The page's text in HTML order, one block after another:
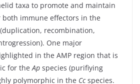
taxa to promote and maintain
immune effectors in the
recombination,
One major
in the AMP region that is
for theAp species (purifiying
polymorphic in the Ccspecies.